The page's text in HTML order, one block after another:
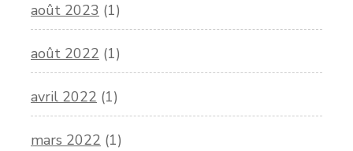
août 2023 (1)
août 2022 (1)
avril 2022 (1)
mars 2022 (1)